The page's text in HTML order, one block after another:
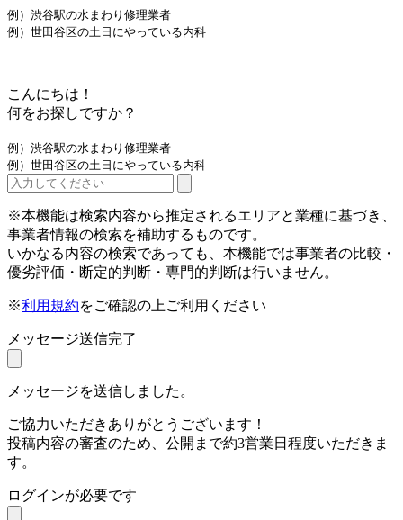
例）渋谷駅の水まわり修理業者
例）世田谷区の土日にやっている内科
こんにちは！
何をお探しですか？
例）渋谷駅の水まわり修理業者
例）世田谷区の土日にやっている内科
※本機能は検索内容から推定されるエリアと業種に基づき、
事業者情報の検索を補助するものです。
いかなる内容の検索であっても、本機能では事業者の比較・
優劣評価・断定的判断・専門的判断は行いません。
※利用規約をご確認の上ご利用ください
メッセージ送信完了
メッセージを送信しました。
ご協力いただきありがとうございます！
投稿内容の審査のため、公開まで約3営業日程度いただきま
す。
ログインが必要です